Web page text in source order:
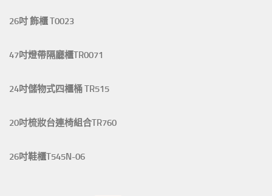
26吋 飾櫃 T0023
47吋燈帶隔廳櫃TR0071
24吋儲物式四櫃桶 TR515
20吋梳妝台連椅組合TR760
26吋鞋櫃T545N-06